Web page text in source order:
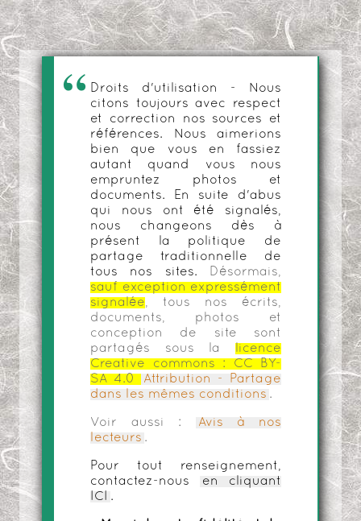
Droits d'utilisation - Nous
citons toujours avec respect
et correction nos sources et
références. Nous aimerions
bien que vous en fassiez
autant quand vous nous
empruntez photos et
documents. En suite d'abus
qui nous ont été signalés,
nous changeons dès à
présent la politique de
partage traditionnelle de
tous nos sites.
Désormais,
sauf exception expressément
signalée , tous nos écrits,
documents, photos et
conception de site sont
partagés sous la
licence
Creative commons :
CC BY-
SA 4.0
Attribution - Partage
dans les mêmes conditions .
Voir aussi :
Avis à nos
lecteurs .
Pour tout renseignement,
contactez-nous
en cliquant
ICI
.